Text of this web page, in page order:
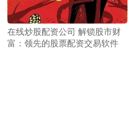
在线炒股配资公司 解锁股市财
富：领先的股票配资交易软件